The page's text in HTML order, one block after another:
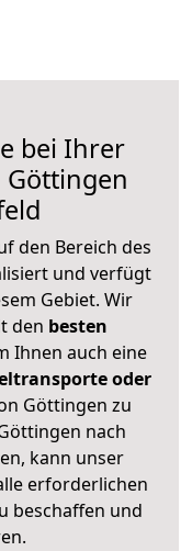
bei Ihrer
den Bereich des
und verfügt
Gebiet. Wir
den besten
Ihnen auch eine
oder
Göttingen zu
nach
kann unser
erforderlichen
beschaffen und